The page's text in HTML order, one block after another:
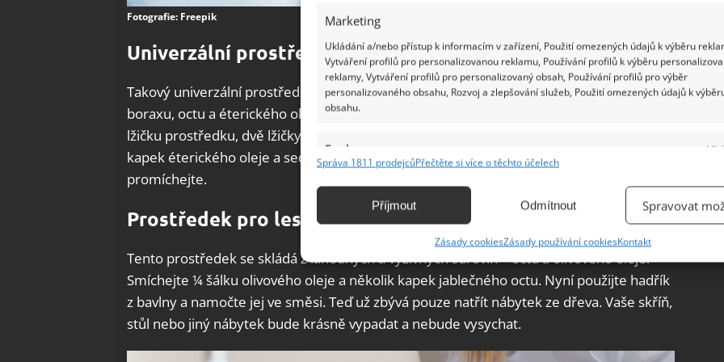
Marketing
Ukládání a/nebo přístup k informacím v zařízení, Použití omezených údajů k výběru
Vytváření profilů pro personalizovanou reklamu, Používání profilů k výběru
reklamy, Vytváření profilů pro personalizovaný obsah, Používání profilů pro výběr
personalizovaného obsahu, Rozvoj a zlepšování služeb, Použití omezených údajů k
obsahu.
Funkce
Identifikace zařízení na základě automaticky přenášených informací.
základě aktivně vyžádaných informací.
Zajištění bezpečnosti, předcházení a zjišťování podvodů a
odstraňování chyb, Poskytování a zobrazování reklamy a obsahu,
Ukládání a sdělování voleb ochrany osobních údajů.
Správa 1811 prodejcůPřečtěte si více o těchto účelech
Příjmout Odmítnout Spravovat
Zásady cookiesZásady používání cookiesKontakt
Fotografie: Freepik
Univerzální prostředek na vše
Takový univerzální prostředek lze připravit pomocí mycího prostředku na nádobí,
boraxu, octu a éterického oleje. Připravte si láhev s rozprašovačem a nalijte do ni jednu
lžičku prostředku, dvě lžičky boraxu, dvě lžíce octu, dvě a půl sklenice horké vody, pět
kapek éterického oleje a sedm kapek jiného éterického oleje. Směs dobře protřepte,
promíchejte.
Prostředek pro lesklý nábytek
Tento prostředek se skládá z lahodných a výživných surovin – octu a olivového oleje.
Smíchejte ¼ šálku olivového oleje a několik kapek jablečného octu. Nyní použijte hadřík
z bavlny a namočte jej ve směsi. Teď už zbývá pouze natřít nábytek ze dřeva. Vaše skříň,
stůl nebo jiný nábytek bude krásně vypadat a nebude vysychat.